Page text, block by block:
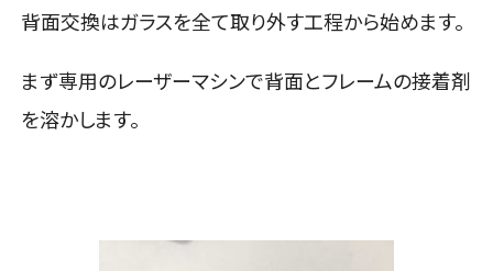
背面交換はガラスを全て取り外す工程から始めます。
まず専用のレーザーマシンで背面とフレームの接着剤
を溶かします。